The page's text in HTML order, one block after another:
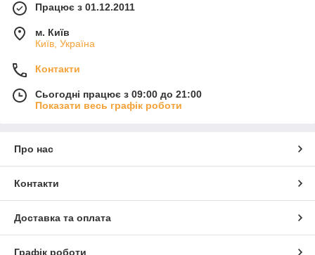
Працює з 01.12.2011
м. Київ
Київ, Україна
Контакти
Сьогодні працює з 09:00 до 21:00
Показати весь графік роботи
Про нас
Контакти
Доставка та оплата
Графік роботи